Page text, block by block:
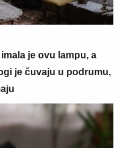
je ovu lampu, a
je čuvaju u podrumu,